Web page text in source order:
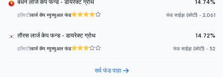
बंधन लार्ज केप फन्ड - डायरेक्ट ग्रोथ 14.74%
इक्विटीलार्ज कॅप म्युच्युअल फंड फंड साईझ (कोटी) - 2,061
तौरस लार्ज केप फन्ड - डायरेक्ट ग्रोथ 14.72%
इक्विटीलार्ज कॅप म्युच्युअल फंड फंड साईझ (कोटी) - 52
सर्व फंड पाहा